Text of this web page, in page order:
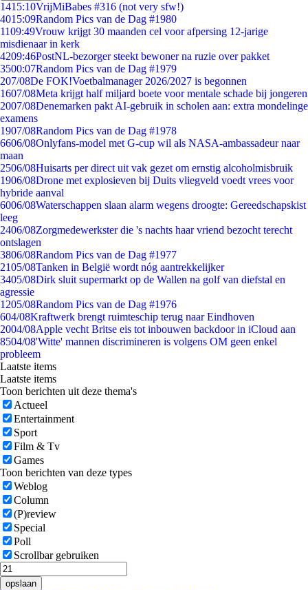
1415:10VrijMiBabes #316 (not very sfw!)
4015:09Random Pics van de Dag #1980
1109:49Vrouw krijgt 30 maanden cel voor afpersing 12-jarige
misdienaar in kerk
4209:46PostNL-bezorger steekt bewoner na ruzie over pakket
3500:07Random Pics van de Dag #1979
207/08De FOK!Voetbalmanager 2026/2027 is begonnen
1607/08Meta krijgt half miljard boete voor mentale schade bij jongeren
2007/08Denemarken pakt AI-gebruik in scholen aan: extra mondelinge
examens
1907/08Random Pics van de Dag #1978
6606/08Onlyfans-model met G-cup wil als NASA-ambassadeur naar
maan
2506/08Huisarts per direct uit vak gezet om ernstig alcoholmisbruik
1906/08Drone met explosieven bij Duits vliegveld voedt vrees voor
hybride aanval
6006/08Waterschappen slaan alarm wegens droogte: Gereedschapskist
leeg
2406/08Zorgmedewerkster die 's nachts haar vriend bezocht terecht
ontslagen
3806/08Random Pics van de Dag #1977
2105/08Tanken in België wordt nóg aantrekkelijker
3405/08Dirk sluit supermarkt op de Wallen na golf van diefstal en
agressie
1205/08Random Pics van de Dag #1976
604/08Kraftwerk brengt ruimteschip terug naar Eindhoven
2004/08Apple vecht Britse eis tot inbouwen backdoor in iCloud aan
8504/08'Witte' mannen discrimineren is volgens OM geen enkel
probleem
Laatste items
Laatste items
Toon berichten uit deze thema's
Actueel
Entertainment
Sport
Film & Tv
Games
Toon berichten van deze types
Weblog
Column
(P)review
Special
Poll
Scrollbar gebruiken
opslaan